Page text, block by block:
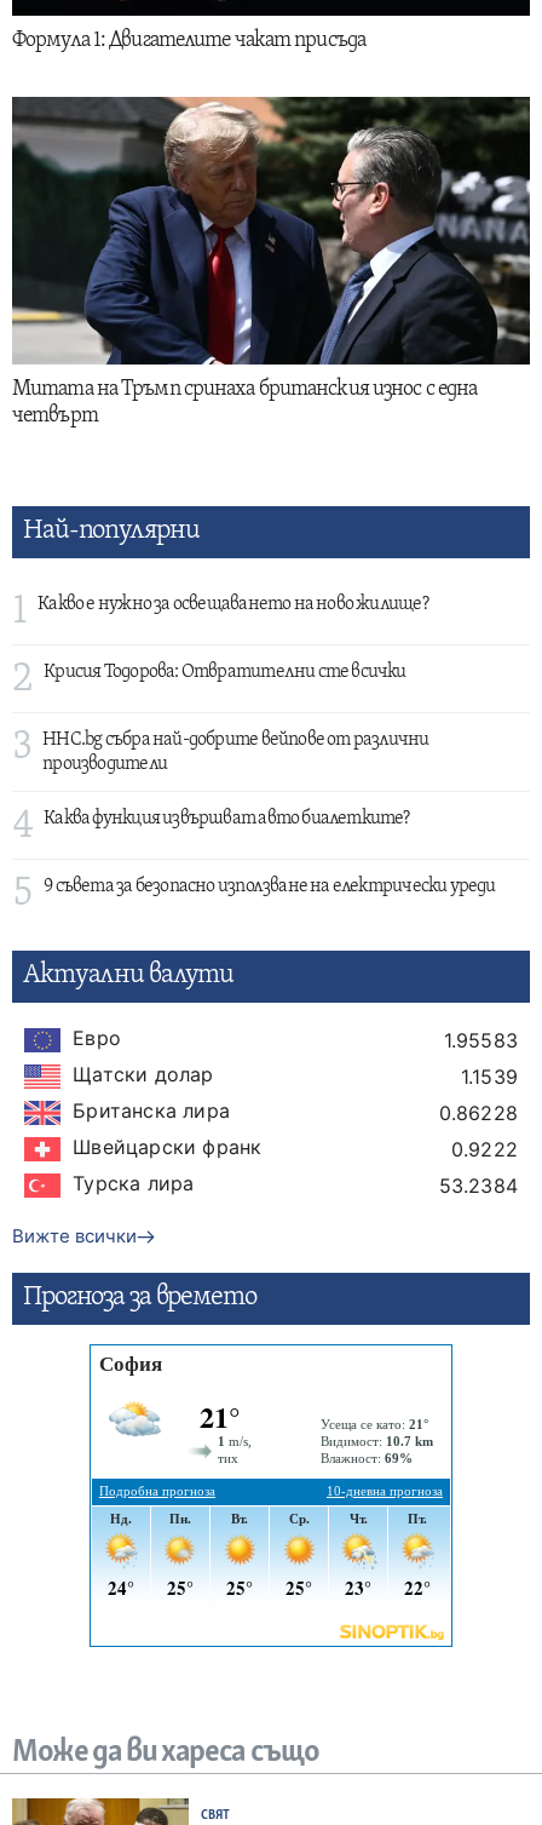
Формула 1: Двигателите чакат присъда
Митата на Тръмп сринаха британския износ с една
четвърт
Най-популярни
1 Какво е нужно за освещаването на ново жилище?
2 Крисия Тодорова: Отвратителни сте всички
3
HHC.bg събра най-добрите вейпове от различни
производители
4 Каква функция извършват авто биалетките?
5 9 съвета за безопасно използване на електрически уреди
Актуални валути
Евро
1.95583
Щатски долар
1.1539
Британска лира
0.86228
Швейцарски франк
0.9222
Турска лира
53.2384
Вижте всички
Прогнозa за времето
Може да ви хареса също
СВЯТ